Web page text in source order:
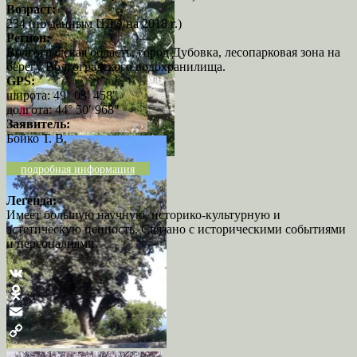
Возраст:
234 (по данным ЦДЭ на 2018 г.)
Регион:
Волгоградская область, город Дубовка, лесопарковая зона на
берегу Волгоградского водохранилища.
GPS:
широта: 49° 03′ 458″
долгота: 44° 50′ 968″
Заявитель:
Бойко Т. В.
подробная информация
Легенда:
Имеет большую научную, историко-культурную и
эстетическую ценность. Связано с историческими событиями
и персоналиями.
VK
Odnoklassniki
Email
Copy